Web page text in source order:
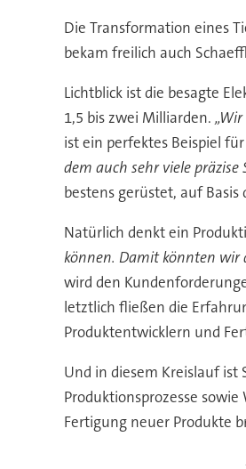
Die Transformation eines
bekam freilich auch
Lichtblick ist die besagte
1,5 bis zwei Milliarden.
ist ein perfektes Beispiel
dem auch sehr viele
bestens gerüstet, auf
Natürlich denkt ein
können. Damit könnten wir
wird den
letztlich fließen die
Produktentwicklern und
Und in diesem Kreislauf
Produktionsprozesse
Fertigung neuer Produkte